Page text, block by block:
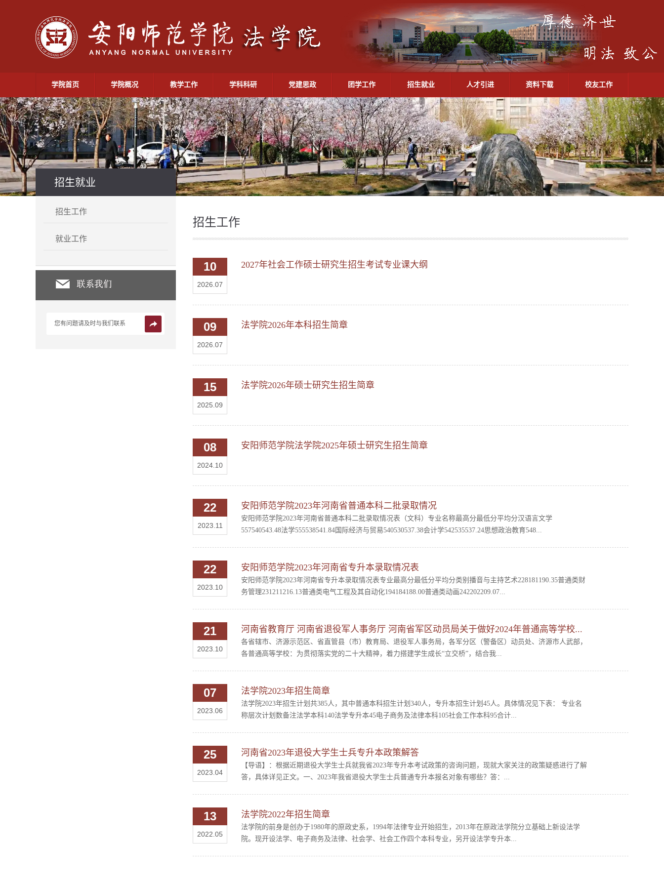
学院首页 学院概况 教学工作 学科科研 党建思政 团学工作 招生就业 人才引进 资料下载 校友工作
招生就业
招生工作
就业工作
您有问题请及时与我们联系
招生工作
10
2026.07
2027年社会工作硕士研究生招生考试专业课大纲
09
2026.07
法学院2026年本科招生简章
15
2025.09
法学院2026年硕士研究生招生简章
08
2024.10
安阳师范学院法学院2025年硕士研究生招生简章
22
2023.11
安阳师范学院2023年河南省普通本科二批录取情况
安阳师范学院2023年河南省普通本科二批录取情况表（文科）专业名称最高分最低分平均分汉语言文学
557540543.48法学555538541.84国际经济与贸易540530537.38会计学542535537.24思想政治教育548...
22
2023.10
安阳师范学院2023年河南省专升本录取情况表
安阳师范学院2023年河南省专升本录取情况表专业最高分最低分平均分类别播音与主持艺术228181190.35普通类财
务管理231211216.13普通类电气工程及其自动化194184188.00普通类动画242202209.07...
21
2023.10
河南省教育厅 河南省退役军人事务厅 河南省军区动员局关于做好2024年普通高等学校...
各省辖市、济源示范区、省直管县（市）教育局、退役军人事务局，各军分区（警备区）动员处、济源市人武部，
各普通高等学校：为贯彻落实党的二十大精神，着力搭建学生成长“立交桥”，结合我...
07
2023.06
法学院2023年招生简章
法学院2023年招生计划共385人，其中普通本科招生计划340人，专升本招生计划45人。具体情况见下表： 专业名
称层次计划数备注法学本科140法学专升本45电子商务及法律本科105社会工作本科95合计...
25
2023.04
河南省2023年退役大学生士兵专升本政策解答
【导语】：根据近期退役大学生士兵就我省2023年专升本考试政策的咨询问题，现就大家关注的政策疑惑进行了解
答，具体详见正文。一、2023年我省退役大学生士兵普通专升本报名对象有哪些？答：...
13
2022.05
法学院2022年招生简章
法学院的前身是创办于1980年的原政史系，1994年法律专业开始招生，2013年在原政法学院分立基础上新设法学
院。现开设法学、电子商务及法律、社会学、社会工作四个本科专业，另开设法学专升本...